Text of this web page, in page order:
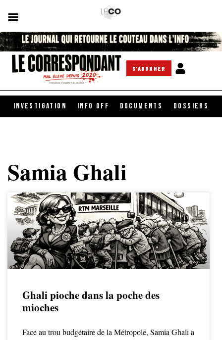
S'ABONNER
INVESTIGATION INFO OFF DOCUMENTS DOSSIERS
Samia Ghali
Ghali pioche dans la poche des
mioches
Face au trou budgétaire de la Métropole, Samia Ghali a